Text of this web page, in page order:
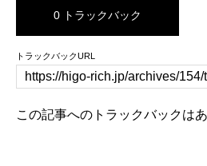
0 トラックバック
トラックバックURL
この記事へのトラックバックはあ